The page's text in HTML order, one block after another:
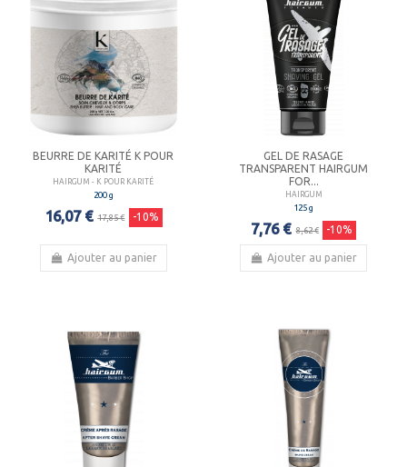
BEURRE DE KARITÉ K POUR
KARITÉ
HAIRGUM - K POUR KARITÉ
200 g
16,07 € 17,85 € -10%
Ajouter au panier
GEL DE RASAGE
TRANSPARENT HAIRGUM
FOR...
HAIRGUM
125 g
7,76 € 8,62 € -10%
Ajouter au panier